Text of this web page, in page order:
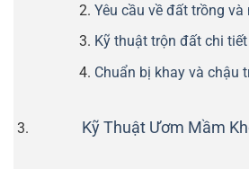
Yêu cầu về đất trồng
Kỹ thuật trộn đất chi
Chuẩn bị khay và chậu
Kỹ Thuật Ươm Mầm